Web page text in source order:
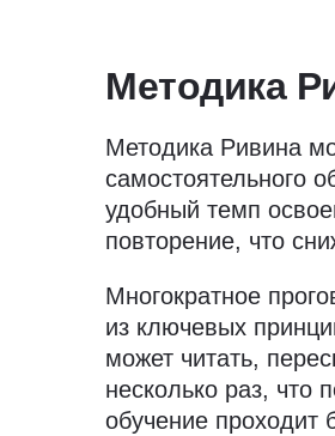
Методика
Методика Ривина
самостоятельного
удобный темп
повторение, что
Многократное
из ключевых
может читать,
несколько раз, что
обучение проходит